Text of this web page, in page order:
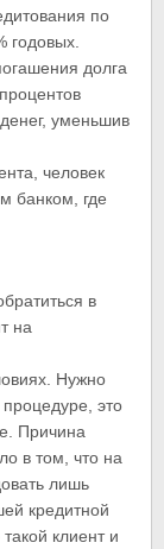
по
годовых.
долга
уменьшив
человек
банком, где
в
на
Нужно
процедуре, это
Причина
в том, что на
лишь
кредитной
клиент и